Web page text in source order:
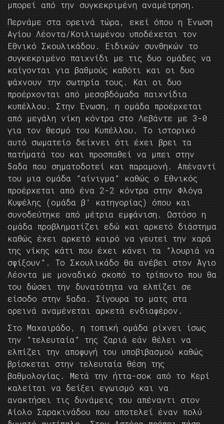
μπορεί από την συγκεκριμένη αναμέτρηση.
Περνάμε στα ορεινά τώρα, εκεί όπου η Ένωση
Αγίου Λέοντα/Κοιλιωμένου υποδέχεται τον
Εθνικό Σκουλικάδου. Ειδικών συνθηκών το
συγκεκριμένο παιχνίδι με τις δυο ομάδες να
καίγονται για βαθμούς καθότι και οι δυο
ψάχνουν την σωτηρία τους. Και οι δυο
προέρχονται από μεσοβδόμαδα παιχνίδια
κυπέλλου. Στην Ένωση, η ομάδα προέρχεται
από μεγάλη νίκη κόντρα στο Λεβάντε με 3-0
για τον θεσμό του Κυπέλλου. Το ιστορικό
αυτό σωματείο δείχνει ότι έχει βρει τα
πατήματά του και προσπαθεί να μπει στην
5αδα που σηματοδοτεί και παραμονή. Απέναντί
του μια ομάδα ”αίνιγμα” καθώς ο Εθνικός
προέρχεται από ένα 2-2 κόντρα στην Φλόγα
Κυψέλης (ομάδα β’ κατηγορίας) όπου και
συνοδεύτηκε από μέτρια εμφάνιση. Ωστόσο η
ομάδα προβληματίζει εδώ και αρκετό διάστημα
καθώς έχει αρκετό καιρό να γευτεί την χαρά
της νίκης κάτι που έχει κάνει τα ”λουριά να
σφίξουν”. Το Σκουλικάδο θα ανέβει στον Άγιο
Λέοντα με μοναδικό σκοπό το τρίποντο που θα
του δώσει την δυνατότητα να ελπίζει σε
είσοδο στην 5αδα. Σίγουρα το ματς στα
ορεινά αναμένεται αρκετά ενδιαφέρον.
Στο Μαχαιράδο, η τοπική ομάδα ρίχνει ίσως
την ”τελευταία” της ζαριά εάν θέλει να
ελπίζει την αποφυγή του υποβιβασμού καθώς
βρίσκεται στην τελευταία θέση της
βαθμολογίας. Μετά την ήττα-σοκ από το Κερί
καλείται να δείξει εγωισμό και να
ανακτήσει τις δυνάμεις του απέναντι στον
Αίολο Σαρακινάδου που αποτελεί έναν πολύ